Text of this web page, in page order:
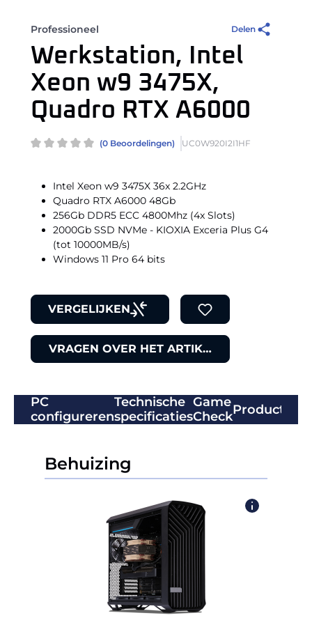
Professioneel Delen
Werkstation, Intel
Xeon w9 3475X,
Quadro RTX A6000
(0 Beoordelingen) UC0W920I2I1HF
Intel Xeon w9 3475X 36x 2.2GHz
Quadro RTX A6000 48Gb
256Gb DDR5 ECC 4800Mhz (4x Slots)
2000Gb SSD NVMe - KIOXIA Exceria Plus G4
(tot 10000MB/s)
Windows 11 Pro 64 bits
VERGELIJKEN
VRAGEN OVER HET ARTIKEL
PC
configureren
Technische
specificaties
Game
Check
Behuizing